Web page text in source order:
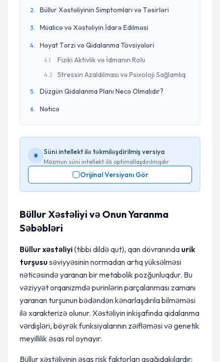
2. Büllur Xəstəliyinin Simptomları və Təsirləri
3. Müalicə və Xəstəliyin İdarə Edilməsi
4. Həyat Tərzi və Qidalanma Tövsiyələri
4.1 Fiziki Aktivlik və İdmanın Rolu
4.2 Stressin Azaldılması və Psixoloji Sağlamlıq
5. Düzgün Qidalanma Planı Necə Olmalıdır?
6. Nəticə
Süni intellekt ilə təkmiləşdirilmiş versiya
Məzmun süni intellekt ilə optimallaşdırılmışdır
Orijinal Versiyanı Gör
Büllur Xəstəliyi və Onun Yaranma
Səbəbləri
Büllur xəstəliyi(tibbi dildə qut), qan dövranında urik
turşusu səviyyəsinin normadan artıq yüksəlməsi
nəticəsində yaranan bir metabolik pozğunluqdur. Bu
vəziyyət orqanizmdə purinlərin parçalanması zamanı
yaranan turşunun bədəndən kənarlaşdırıla bilməməsi
ilə xarakterizə olunur. Xəstəliyin inkişafında qidalanma
vərdişləri, böyrək funksiyalarının zəifləməsi və genetik
meyillilik əsas rol oynayır.
Büllur xəstəliyinin əsas risk faktorları aşağıdakılardır: